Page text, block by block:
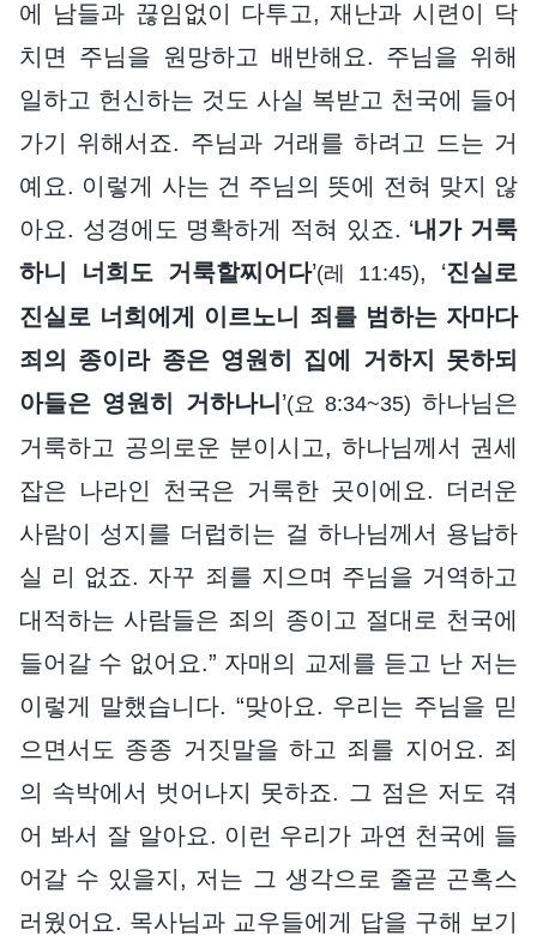
에 남들과 끊임없이 다투고, 재난과 시련이 닥
치면 주님을 원망하고 배반해요. 주님을 위해
일하고 헌신하는 것도 사실 복받고 천국에 들어
가기 위해서죠. 주님과 거래를 하려고 드는 거
예요. 이렇게 사는 건 주님의 뜻에 전혀 맞지 않
아요. 성경에도 명확하게 적혀 있죠. ‘내가 거룩
하니 너희도 거룩할찌어다’(레 11:45), ‘진실로
진실로 너희에게 이르노니 죄를 범하는 자마다
죄의 종이라 종은 영원히 집에 거하지 못하되
아들은 영원히 거하나니’(요 8:34~35) 하나님은
거룩하고 공의로운 분이시고, 하나님께서 권세
잡은 나라인 천국은 거룩한 곳이에요. 더러운
사람이 성지를 더럽히는 걸 하나님께서 용납하
실 리 없죠. 자꾸 죄를 지으며 주님을 거역하고
대적하는 사람들은 죄의 종이고 절대로 천국에
들어갈 수 없어요.” 자매의 교제를 듣고 난 저는
이렇게 말했습니다. “맞아요. 우리는 주님을 믿
으면서도 종종 거짓말을 하고 죄를 지어요. 죄
의 속박에서 벗어나지 못하죠. 그 점은 저도 겪
어 봐서 잘 알아요. 이런 우리가 과연 천국에 들
어갈 수 있을지, 저는 그 생각으로 줄곧 곤혹스
러웠어요. 목사님과 교우들에게 답을 구해 보기